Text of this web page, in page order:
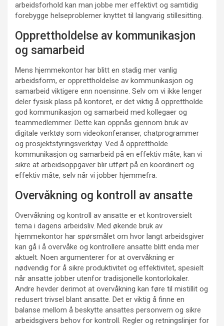
arbeidsforhold kan man jobbe mer effektivt og samtidig
forebygge helseproblemer knyttet til langvarig stillesitting.
Opprettholdelse av kommunikasjon
og samarbeid
Mens hjemmekontor har blitt en stadig mer vanlig
arbeidsform, er opprettholdelse av kommunikasjon og
samarbeid viktigere enn noensinne. Selv om vi ikke lenger
deler fysisk plass på kontoret, er det viktig å opprettholde
god kommunikasjon og samarbeid med kollegaer og
teammedlemmer. Dette kan oppnås gjennom bruk av
digitale verktøy som videokonferanser, chatprogrammer
og prosjektstyringsverktøy. Ved å opprettholde
kommunikasjon og samarbeid på en effektiv måte, kan vi
sikre at arbeidsoppgaver blir utført på en koordinert og
effektiv måte, selv når vi jobber hjemmefra.
Overvåkning og kontroll av ansatte
Overvåkning og kontroll av ansatte er et kontroversielt
tema i dagens arbeidsliv. Med økende bruk av
hjemmekontor har spørsmålet om hvor langt arbeidsgiver
kan gå i å overvåke og kontrollere ansatte blitt enda mer
aktuelt. Noen argumenterer for at overvåkning er
nødvendig for å sikre produktivitet og effektivitet, spesielt
når ansatte jobber utenfor tradisjonelle kontorlokaler.
Andre hevder derimot at overvåkning kan føre til mistillit og
redusert trivsel blant ansatte. Det er viktig å finne en
balanse mellom å beskytte ansattes personvern og sikre
arbeidsgivers behov for kontroll. Regler og retningslinjer for